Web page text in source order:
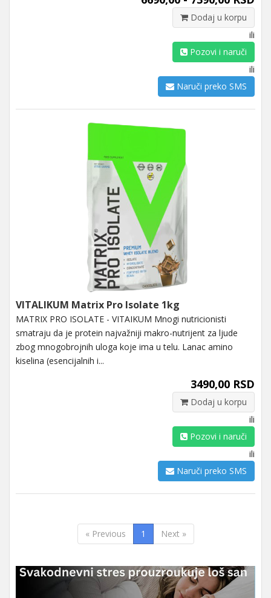
Dodaj u korpu
ili
Pozovi i naruči
ili
Naruči preko SMS
VITALIKUM Matrix Pro Isolate 1kg
MATRIX PRO ISOLATE - VITAIKUM Mnogi nutricionisti
smatraju da je protein najvažniji makro-nutrijent za ljude
zbog mnogobrojnih uloga koje ima u telu. Lanac amino
kiselina (esencijalnih i...
3490,00 RSD
Dodaj u korpu
ili
Pozovi i naruči
ili
Naruči preko SMS
« Previous 1 Next »